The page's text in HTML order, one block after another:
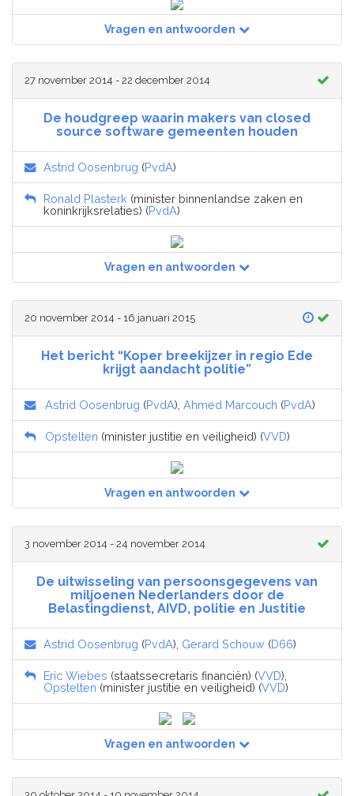
Vragen en antwoorden
27 november 2014 - 22 december 2014
De houdgreep waarin makers van closed
source software gemeenten houden
Astrid Oosenbrug (PvdA)
Ronald Plasterk (minister binnenlandse zaken en
koninkrijksrelaties) (PvdA)
Vragen en antwoorden
20 november 2014 - 16 januari 2015
Het bericht “Koper breekijzer in regio Ede
krijgt aandacht politie”
Astrid Oosenbrug (PvdA), Ahmed Marcouch (PvdA)
Opstelten (minister justitie en veiligheid) (VVD)
Vragen en antwoorden
3 november 2014 - 24 november 2014
De uitwisseling van persoonsgegevens van
miljoenen Nederlanders door de
Belastingdienst, AIVD, politie en Justitie
Astrid Oosenbrug (PvdA), Gerard Schouw (D66)
Eric Wiebes (staatssecretaris financiën) (VVD),
Opstelten (minister justitie en veiligheid) (VVD)
Vragen en antwoorden